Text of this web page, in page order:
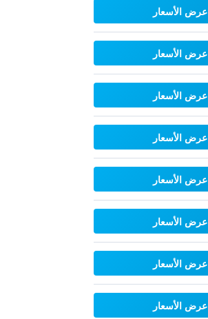
عرض الأسعار
عرض الأسعار
عرض الأسعار
عرض الأسعار
عرض الأسعار
عرض الأسعار
عرض الأسعار
عرض الأسعار